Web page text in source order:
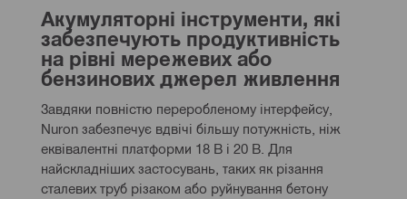
Акумуляторні інструменти, які
забезпечують продуктивність
на рівні мережевих або
бензинових джерел живлення
Завдяки повністю переробленому інтерфейсу,
Nuron забезпечує вдвічі більшу потужність, ніж
еквівалентні платформи 18 В і 20 В. Для
найскладніших застосувань, таких як різання
сталевих труб різаком або руйнування бетону